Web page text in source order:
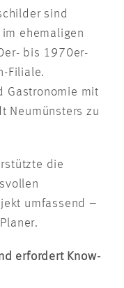
sind
ehemaligen
bis 1970er-
Filiale.
Gastronomie mit
Neumünsters zu
die
umfassend –
erfordert Know-